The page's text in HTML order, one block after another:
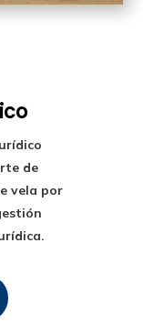
de
vela por